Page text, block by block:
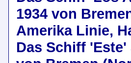
1934 von
Amerika Linie,
Das Schiff 'Este'